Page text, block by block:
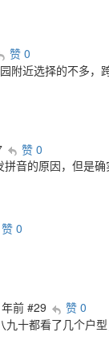
赞 0
附近选择的不多，
赞 0
音的原因，但是
赞 0
前#29
赞 0
九十都看了几个户